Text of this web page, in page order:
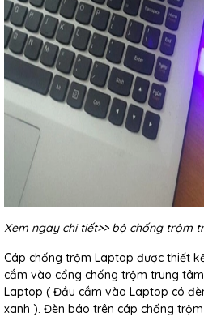
Xem ngay chi tiết>> bộ chống trộm
Cáp chống trộm Laptop được thiết
cắm vào cổng chống trộm trung
Laptop ( Đầu cắm vào Laptop có
xanh ). Đèn báo trên cáp chống